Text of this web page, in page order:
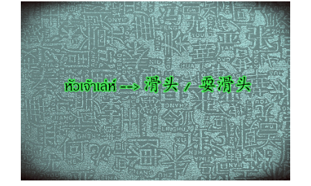
พูดจีนให้ได้ดั่งใจ — หัวเจ้าเล่ห์